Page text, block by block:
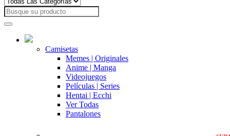
Camisetas
Memes | Originales
Anime | Manga
Videojuegos
Películas | Series
Hentai | Ecchi
Ver Todas
Pantalones